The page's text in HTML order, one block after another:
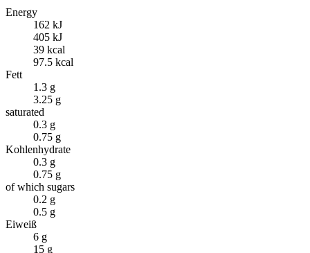
Energy
162 kJ
405 kJ
39 kcal
97.5 kcal
Fett
1.3 g
3.25 g
saturated
0.3 g
0.75 g
Kohlenhydrate
0.3 g
0.75 g
of which sugars
0.2 g
0.5 g
Eiweiß
6 g
15 g